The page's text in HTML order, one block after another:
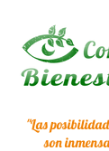
"Las
son